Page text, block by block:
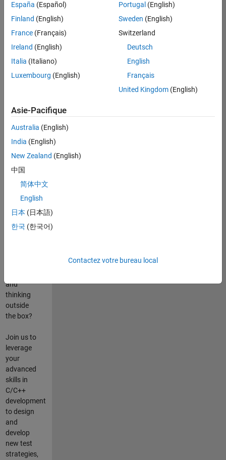
Ingénierie
de
la
FR-
Résumé
du
poste
Are you
about
state-of-
the-art
Do you
and
thinking
outside
the box?
Join us to
leverage
your
advanced
skills in
C/C++
development
to design
and
develop
new test
strategies,
España (Español)
Finland (English)
France (Français)
Ireland (English)
Italia (Italiano)
Luxembourg (English)
Portugal (English)
Sweden (English)
Switzerland
Deutsch
English
Français
United Kingdom(English)
Asie-Pacifique
Australia (English)
India (English)
New Zealand (English)
中国
简体中文
English
日本 (日本語)
한국 (한국어)
Contactez votre bureau local